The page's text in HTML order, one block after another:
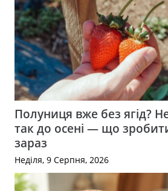
Полуниця вже без ягід?
так до осені — що
зараз
Неділя, 9 Серпня, 2026